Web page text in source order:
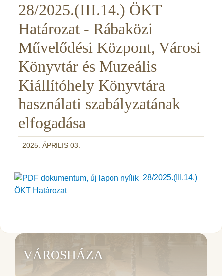
28/2025.(III.14.) ÖKT
Határozat - Rábaközi
Művelődési Központ, Városi
Könyvtár és Muzeális
Kiállítóhely Könyvtára
használati szabályzatának
elfogadása
2025. ÁPRILIS 03.
28/2025.(III.14.)
ÖKT Határozat
VÁROSHÁZA